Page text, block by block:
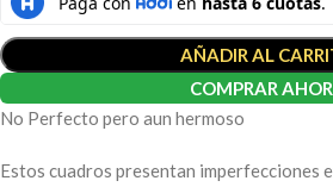
AÑADIR AL
COMPRAR
No Perfecto pero aun hermoso
Estos cuadros presentan imperfecciones